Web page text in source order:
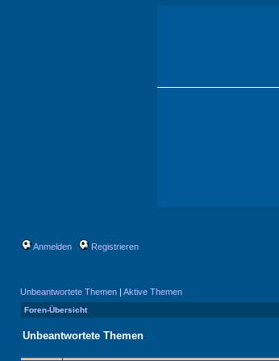
Anmelden Registrieren
Unbeantwortete Themen | Aktive Themen
Foren-Übersicht
Unbeantwortete Themen